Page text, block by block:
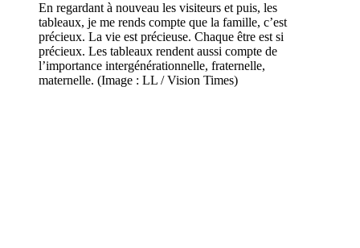
En regardant à nouveau les visiteurs et puis, les
tableaux, je me rends compte que la famille, c’est
précieux. La vie est précieuse. Chaque être est si
précieux. Les tableaux rendent aussi compte de
l’importance intergénérationnelle, fraternelle,
maternelle. (Image : LL / Vision Times)